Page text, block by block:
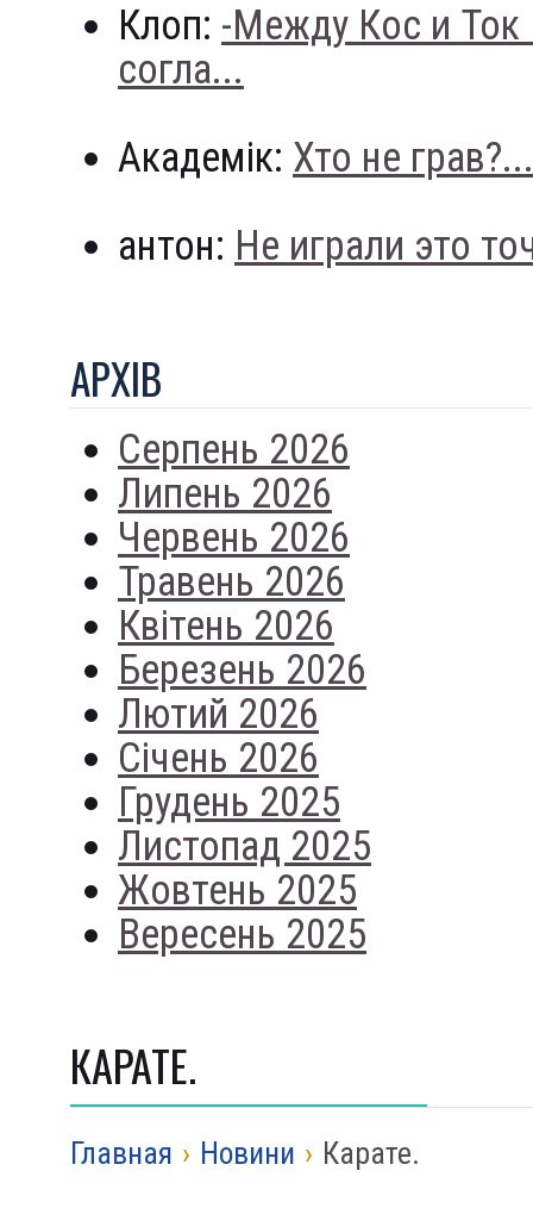
Клоп: -Между Кос и
согла...
Академік: Хто не грав?...
антон: Не играли это
АРХIВ
Серпень 2026
Липень 2026
Червень 2026
Травень 2026
Квітень 2026
Березень 2026
Лютий 2026
Січень 2026
Грудень 2025
Листопад 2025
Жовтень 2025
Вересень 2025
КАРАТЕ.
Главная › Новини › Карате.